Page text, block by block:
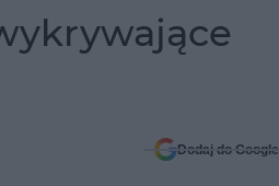
Dodaj do Google